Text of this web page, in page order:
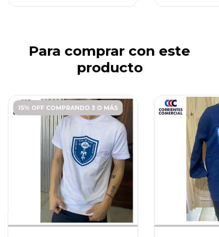
Para comprar con este
producto
15% OFF COMPRANDO 3 O MÁS